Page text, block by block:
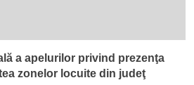
a apelurilor privind prezenţa
zonelor locuite din judeţ